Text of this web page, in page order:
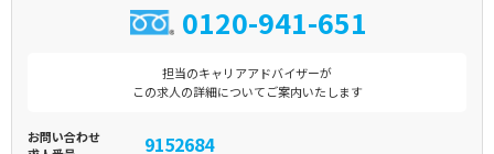
0120-941-651
担当のキャリアアドバイザーが
この求人の詳細についてご案内いたします
お問い合わせ
9152684